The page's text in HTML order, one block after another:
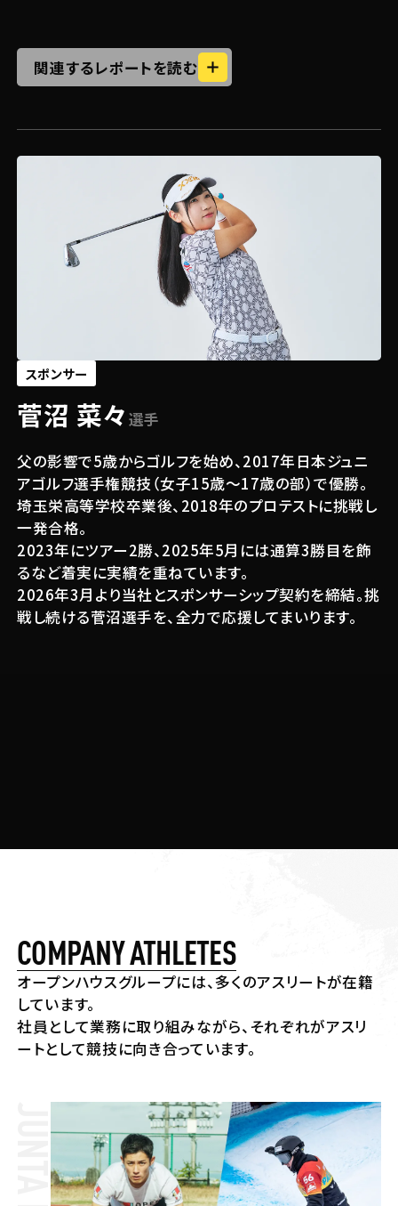
関連するレポートを読む
スポンサー
菅沼 菜々 選手
⽗の影響で5歳からゴルフを始め、2017年⽇本ジュニ
アゴルフ選⼿権競技（⼥⼦15歳〜17歳の部）で優勝。
埼⽟栄⾼等学校卒業後、2018年のプロテストに挑戦し
⼀発合格。
2023年にツアー2勝、2025年5月には通算3勝目を飾
るなど着実に実績を重ねています。
2026年3月より当社とスポンサーシップ契約を締結。挑
戦し続ける菅沼選手を、全力で応援してまいります。
COMPANY ATHLETES
オープンハウスグループには、多くのアスリートが在籍
しています。
社員として業務に取り組みながら、それぞれがアスリ
ートとして競技に向き合っています。